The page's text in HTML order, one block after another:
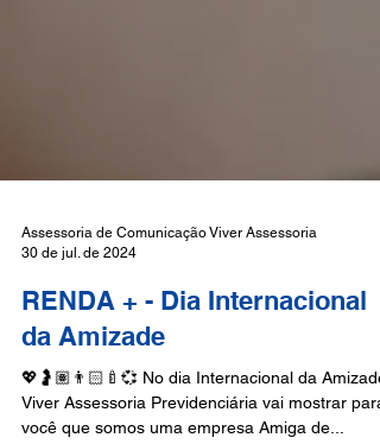
30 de jul. de 2024
RENDA + - Dia Internacional
da Amizade
💖🤰🏽👨🏻‍🍼💞 No dia Internacional da